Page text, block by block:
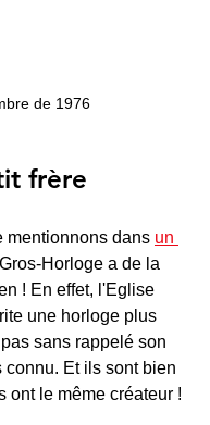
de 1976
frère
mentionnons dans un
Horloge a de la
! En effet, l'Eglise
une horloge plus
sans rappelé son
connu. Et ils sont bien
ont le même créateur !